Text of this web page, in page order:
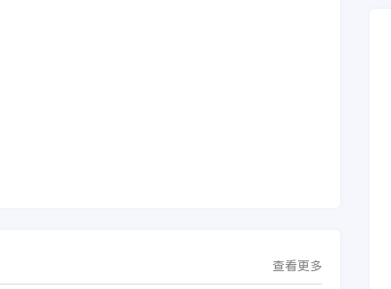
这个1000元这个数字
的时候，你是不是也
查看更多